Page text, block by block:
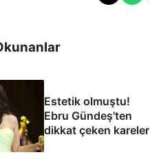
Estetik olmuştu!
Ebru Gündeş'ten
dikkat çeken kareler